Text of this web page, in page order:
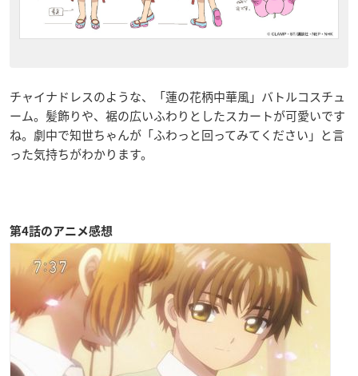
チャイナドレスのような、「蓮の花柄中華風」バトルコスチュ
ーム。髪飾りや、裾の広いふわりとしたスカートが可愛いです
ね。劇中で知世ちゃんが「ふわっと回ってみてください」と言
った気持ちがわかります。
第4話のアニメ感想